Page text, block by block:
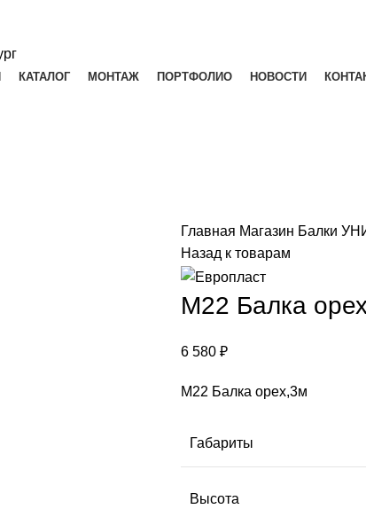
КАТАЛОГ МОНТАЖ ПОРТФОЛИО НОВОСТИ
Главная Магазин Балки
Назад к товарам
М22 Балка
6 580 ₽
М22 Балка орех,3м
Габариты
Высота